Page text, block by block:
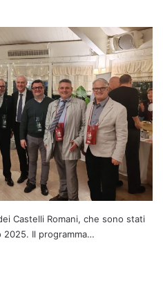
Castelli Romani, che sono stati
2025. Il programma…